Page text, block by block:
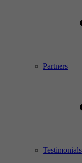
Partners
Testimonials